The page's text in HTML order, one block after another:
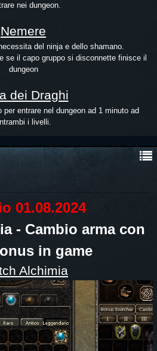
nei dungeon.
Nemere
del ninja e dello shamano.
se il capo gruppo si disconnette finisce il
dungeon
dei Draghi
entrare nel dungeon ad 1 minuto ad
i livelli.
01.08.2024
- Cambio arma con
in game
Alchimia